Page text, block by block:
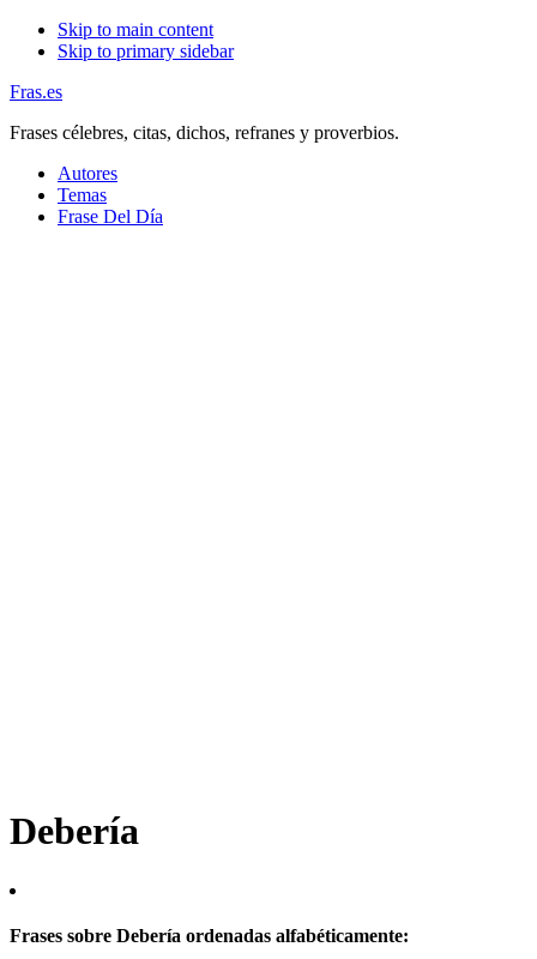
Skip to main content
Skip to primary sidebar
Fras.es
Frases célebres, citas, dichos, refranes y proverbios.
Autores
Temas
Frase Del Día
Debería
Frases sobre Debería ordenadas alfabéticamente: